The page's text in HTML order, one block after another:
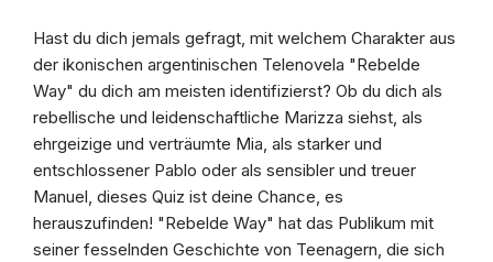
Hast du dich jemals gefragt, mit welchem Charakter aus
der ikonischen argentinischen Telenovela "Rebelde
Way" du dich am meisten identifizierst? Ob du dich als
rebellische und leidenschaftliche Marizza siehst, als
ehrgeizige und verträumte Mia, als starker und
entschlossener Pablo oder als sensibler und treuer
Manuel, dieses Quiz ist deine Chance, es
herauszufinden! "Rebelde Way" hat das Publikum mit
seiner fesselnden Geschichte von Teenagern, die sich